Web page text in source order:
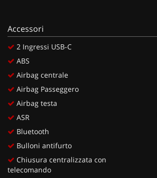
Accessori
2 Ingressi USB-C
ABS
Airbag centrale
Airbag Passeggero
Airbag testa
ASR
Bluetooth
Bulloni antifurto
Chiusura centralizzata con
telecomando